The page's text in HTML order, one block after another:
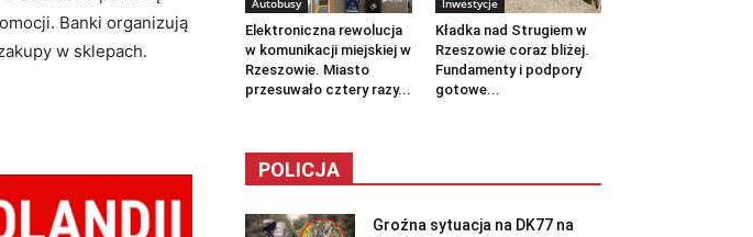
Banki organizują
w sklepach.
Autobusy
Elektroniczna rewolucja
w komunikacji miejskiej w
Rzeszowie. Miasto
przesuwało cztery razy...
Inwestycje
Kładka nad Strugiem w
Rzeszowie coraz bliżej.
Fundamenty i podpory
gotowe...
POLICJA
Groźna sytuacja na DK77 na